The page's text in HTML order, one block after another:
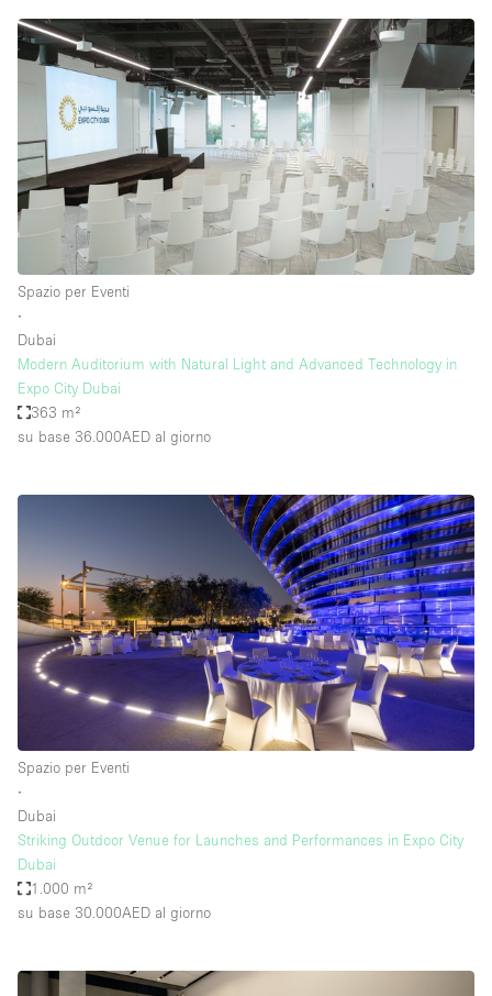
Spazio per Eventi
∙
Dubai
Modern Auditorium with Natural Light and Advanced Technology in
Expo City Dubai
363 m²
su base 36.000AED al giorno
Spazio per Eventi
∙
Dubai
Striking Outdoor Venue for Launches and Performances in Expo City
Dubai
1.000 m²
su base 30.000AED al giorno